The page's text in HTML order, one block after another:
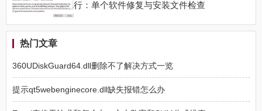
热门文章
Excel表格无法求和怎么办：文本数字和SUM公式排查
origin2022找不到ok.dll怎么处理